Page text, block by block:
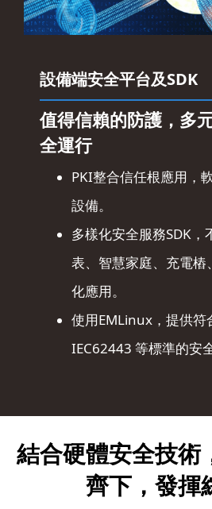
設備端安全平台及SDK
值得信賴的防護，多
全運行
PKI整合信任根應用，
設備。
多樣化安全服務SDK，
表、智慧家庭、充電樁
化應用。
使用EMLinux，提供符
IEC62443 等標準的安
結合硬體安全技術
齊下，發揮